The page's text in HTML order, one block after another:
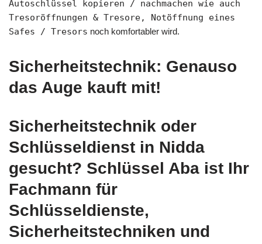
Autoschlüssel kopieren / nachmachen wie auch
Tresoröffnungen & Tresore, Notöffnung eines
Safes / Tresors noch komfortabler wird.
Sicherheitstechnik: Genauso
das Auge kauft mit!
Sicherheitstechnik oder
Schlüsseldienst in Nidda
gesucht? Schlüssel Aba ist Ihr
Fachmann für
Schlüsseldienste,
Sicherheitstechniken und